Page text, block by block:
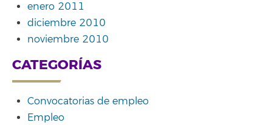
enero 2011
diciembre 2010
noviembre 2010
CATEGORÍAS
Convocatorias de empleo
Empleo